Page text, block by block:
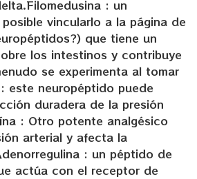
: un
vincularlo a la página de
que tiene un
los intestinos y contribuye
se experimenta al tomar
este neuropéptido puede
duradera de la presión
: Otro potente analgésico
arterial y afecta la
: un péptido de
actúa con el receptor de